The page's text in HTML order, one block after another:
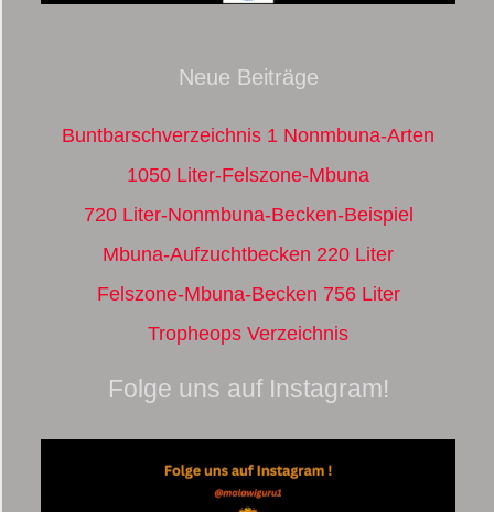
Neue Beiträge
Buntbarschverzeichnis 1 Nonmbuna-Arten
1050 Liter-Felszone-Mbuna
720 Liter-Nonmbuna-Becken-Beispiel
Mbuna-Aufzuchtbecken 220 Liter
Felszone-Mbuna-Becken 756 Liter
Tropheops Verzeichnis
Folge uns auf Instagram!